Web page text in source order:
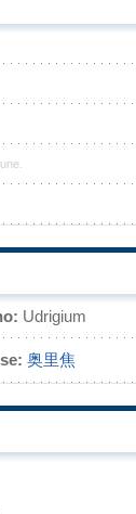
Udrigium
奥里焦